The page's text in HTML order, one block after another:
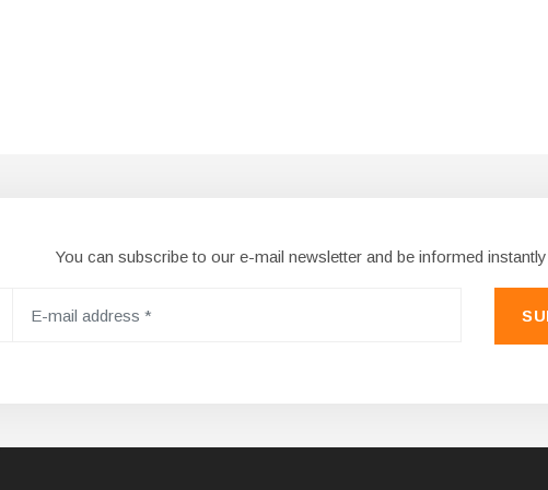
You can subscribe to our e-mail newsletter and be informed